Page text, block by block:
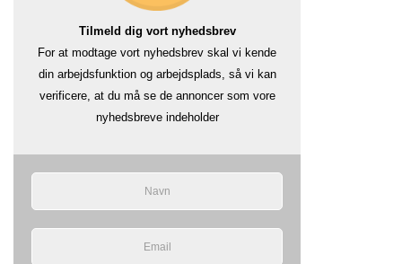
Tilmeld dig vort nyhedsbrev
For at modtage vort nyhedsbrev skal vi kende
din arbejdsfunktion og arbejdsplads, så vi kan
verificere, at du må se de annoncer som vore
nyhedsbreve indeholder